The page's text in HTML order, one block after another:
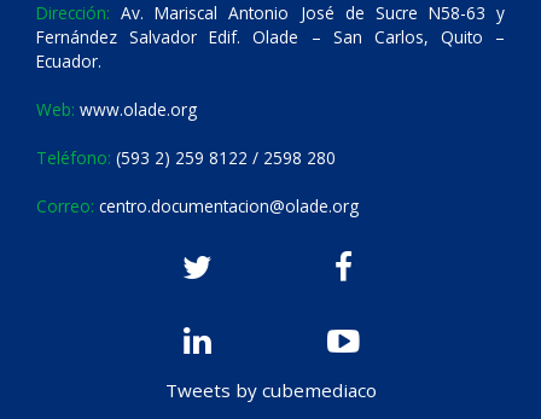
Dirección: Av. Mariscal Antonio José de Sucre N58-63 y
Fernández Salvador Edif. Olade – San Carlos, Quito –
Ecuador.
Web: www.olade.org
Teléfono: (593 2) 259 8122 / 2598 280
Correo: centro.documentacion@olade.org
Tweets by cubemediaco